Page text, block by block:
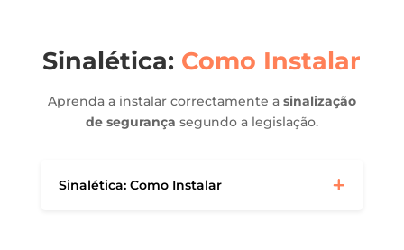
Sinalética: Como Instalar
Aprenda a instalar correctamente a sinalização
de segurança segundo a legislação.
Sinalética: Como Instalar